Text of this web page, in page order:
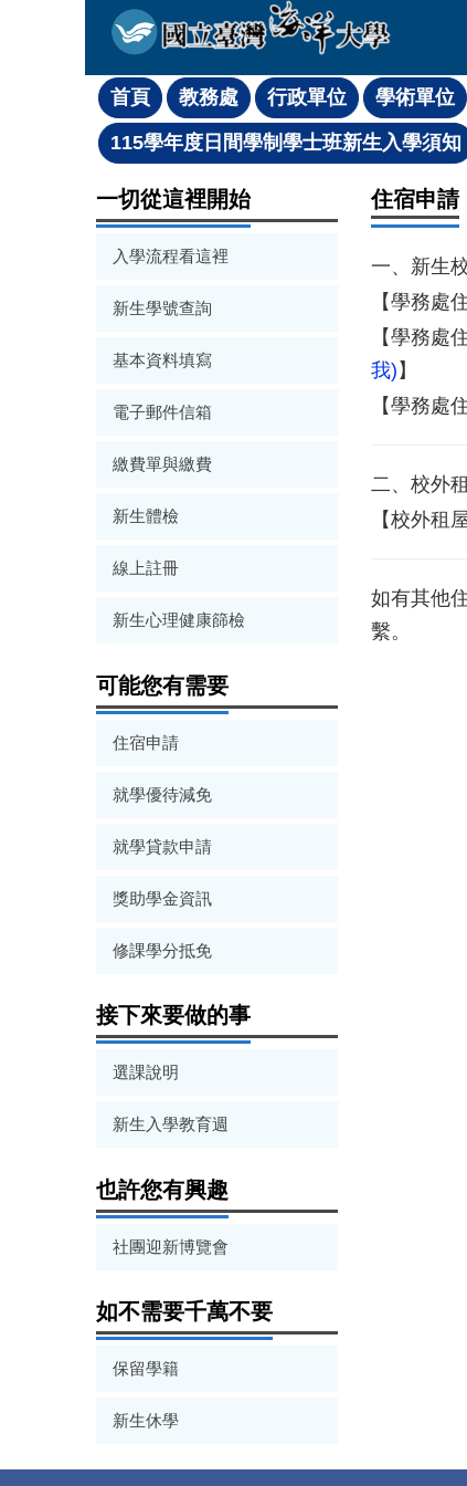
一切從這裡開始
入學流程看這裡
新生學號查詢
基本資料填寫
電子郵件信箱
繳費單與繳費
新生體檢
線上註冊
新生心理健康篩檢
可能您有需要
住宿申請
就學優待減免
就學貸款申請
獎助學金資訊
修課學分抵免
接下來要做的事
選課說明
新生入學教育週
也許您有興趣
社團迎新博覽會
如不需要千萬不要
保留學籍
新生休學
住宿申請
一、新生
【學務處
【學務處
我) 】
【學務處
二、校外
【校外租
如有其他
繫。